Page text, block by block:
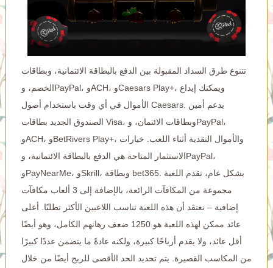
تتنوع طرق السداد المقبولة بين الدفع بالبطاقة الائتمانية، وبطاقات
الخصم، وPayPal، وACH، وCaesars Play+، ويمكنك إيداع
الأموال في أي وقت باستخدام أصول Caesars. يدعم أمين
الصندوق الجديد بطاقات Visa، وبطاقات الائتمان، وPayPal،
وACH، وBetRivers Play+، والأموال النقدية أثناء اللعب. خيارات
الاستثمار المتاحة هي الدفع بالبطاقة الائتمانية، وPayPal،
وPayNearMe، وSkrill، وبطاقة bet365. بشكل عام، تقدم اللعبة
مجموعة من المكافآت الرائعة، بالإضافة إلى 3 ألعاب مكافآت
إضافية – نعتقد أن هذه اللعبة تناسب اللاعبين الأكثر تطلبًا. أعلى
عائد ممكن لهذه اللعبة هو 1250 ضعف رهانهم الكامل، وهو أيضًا
أقل عائد، ولا يقدم أرباحًا كبيرة، ولكنه عادةً ما يتضمن عددًا كبيرًا
من المكاسب القصيرة. يتم تحديد الحد الأقصى للربح أيضًا من خلال